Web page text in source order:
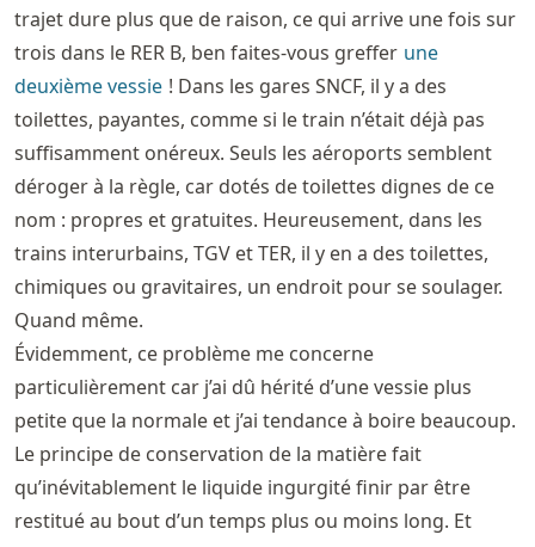
trajet dure plus que de raison, ce qui arrive une fois sur
trois dans le RER B, ben faites-vous greffer une
deuxième vessie ! Dans les gares SNCF, il y a des
toilettes, payantes, comme si le train n’était déjà pas
suffisamment onéreux. Seuls les aéroports semblent
déroger à la règle, car dotés de toilettes dignes de ce
nom : propres et gratuites. Heureusement, dans les
trains interurbains, TGV et TER, il y en a des toilettes,
chimiques ou gravitaires, un endroit pour se soulager.
Quand même.
Évidemment, ce problème me concerne
particulièrement car j’ai dû hérité d’une vessie plus
petite que la normale et j’ai tendance à boire beaucoup.
Le principe de conservation de la matière fait
qu’inévitablement le liquide ingurgité finir par être
restitué au bout d’un temps plus ou moins long. Et